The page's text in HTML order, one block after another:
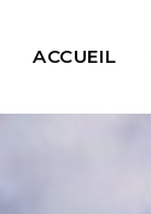
ACCUEIL